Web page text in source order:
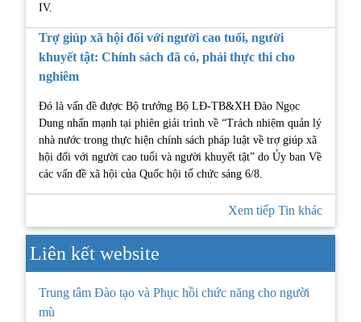
IV.
Trợ giúp xã hội đối với người cao tuổi, người
khuyết tật: Chính sách đã có, phải thực thi cho
nghiêm
Đó là vấn đề được Bộ trưởng Bộ LĐ-TB&XH Đào Ngọc
Dung nhấn mạnh tại phiên giải trình về “Trách nhiệm quản lý
nhà nước trong thực hiện chính sách pháp luật về trợ giúp xã
hội đối với người cao tuổi và người khuyết tật” do Ủy ban Về
các vấn đề xã hội của Quốc hội tổ chức sáng 6/8.
Xem tiếp Tin khác
Liên kết website
Trung tâm Đào tạo và Phục hồi chức năng cho người
mù